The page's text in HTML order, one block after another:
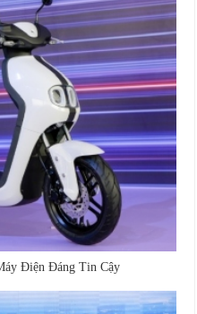
Điện Đáng Tin Cậy